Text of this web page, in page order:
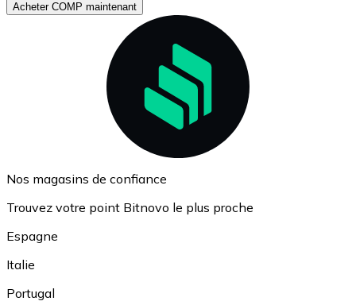
Acheter COMP maintenant
Nos magasins de confiance
Trouvez votre point Bitnovo le plus proche
Espagne
Italie
Portugal